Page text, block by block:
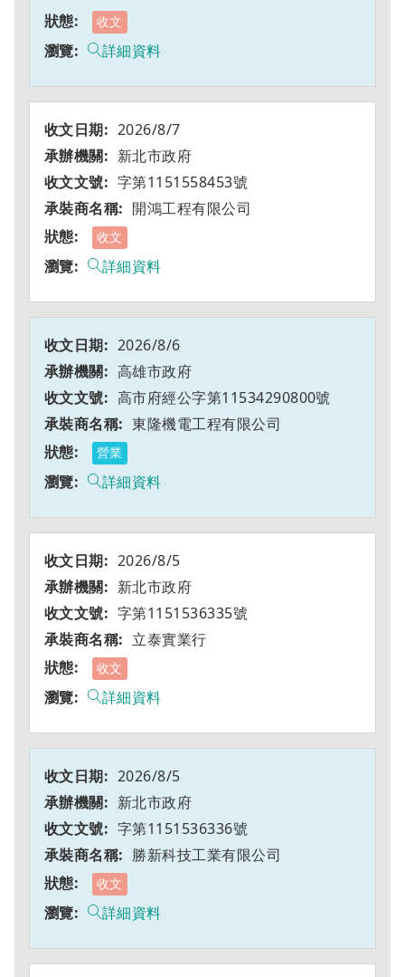
收文
詳細資料
2026/8/7
新北市政府
字第1151558453號
開鴻工程有限公司
收文
詳細資料
2026/8/6
高雄市政府
高市府經公字第11534290800號
東隆機電工程有限公司
營業
詳細資料
2026/8/5
新北市政府
字第1151536335號
立泰實業行
收文
詳細資料
2026/8/5
新北市政府
字第1151536336號
勝新科技工業有限公司
收文
詳細資料